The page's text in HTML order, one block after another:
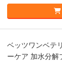
ベッツワンベテ
ーケア 加水分解